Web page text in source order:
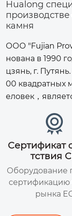
Hualong
камня
ООО "Fujian
нована в 1990
цзянь, г.
00 квадратных
еловек，
ния в одном из
ных
лософии
рвых, сервис
мышленности,

Сертификат
тствия
Оборудование
сертификацию
рынка